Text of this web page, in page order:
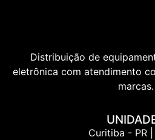
Distribuição de
eletrônica com atendimento
marcas.
Curitiba - PR